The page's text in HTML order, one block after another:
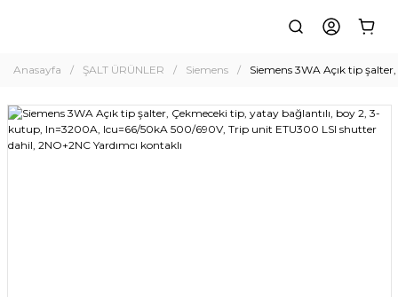
Anasayfa ŞALT ÜRÜNLER Siemens Siemens 3WA Açık tip